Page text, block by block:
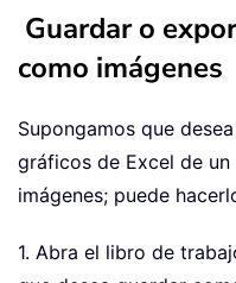
Guardar o
como imágenes
Supongamos que
gráficos de Excel de
imágenes; puede
1. Abra el libro de